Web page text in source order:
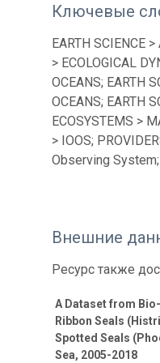
Ключевые
EARTH SCIENCE
> ECOLOGICAL
OCEANS; EARTH
OCEANS; EARTH
ECOSYSTEMS >
> IOOS;
Observing
Внешние
Ресурс также
A Dataset from
Ribbon Seals
Spotted Seals
Sea, 2005-2018